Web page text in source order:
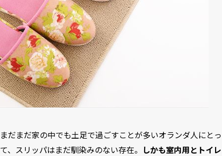
まだまだ家の中でも土足で過ごすことが多いオランダ人にとっ
て、スリッパはまだ馴染みのない存在。 しかも室内用とトイレ